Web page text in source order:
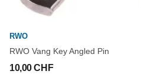
RWO
RWO Vang Key Angled Pin
10,00 CHF